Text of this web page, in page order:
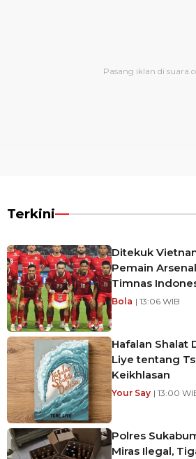
Terkini
Ditekuk
Pemain
Timnas
Bola | 13:06 WIB
Hafalan Shalat
Liye tentang
Keikhlasan
Your Say | 13:00
Polres
Miras Ilegal,